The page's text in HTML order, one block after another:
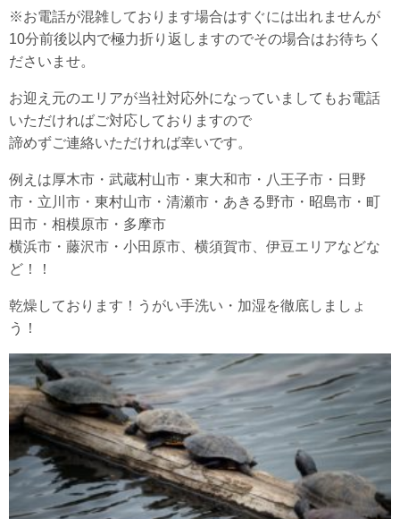
※お電話が混雑しております場合はすぐには出れませんが
10分前後以内で極力折り返しますのでその場合はお待ちく
ださいませ。
お迎え元のエリアが当社対応外になっていましてもお電話
いただければご対応しておりますので
諦めずご連絡いただければ幸いです。
例えは厚木市・武蔵村山市・東大和市・八王子市・日野
市・立川市・東村山市・清瀬市・あきる野市・昭島市・町
田市・相模原市・多摩市
横浜市・藤沢市・小田原市、横須賀市、伊豆エリアなどな
ど！！
乾燥しております！うがい手洗い・加湿を徹底しましょ
う！